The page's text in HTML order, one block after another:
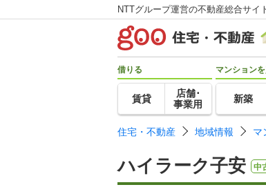
NTTグループ運営の不動産総合サイ
借りる
賃貸
店舗･
事業用
マンション
新築
住宅・不動産 地域情報 マ
ハイラーク子安 中